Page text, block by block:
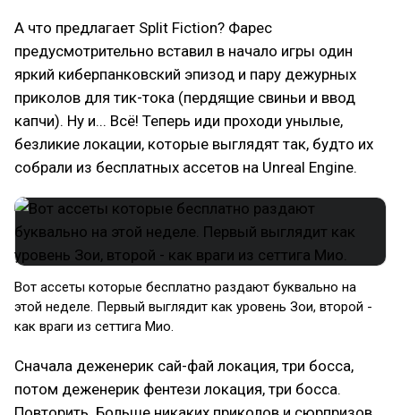
А что предлагает Split Fiction? Фарес
предусмотрительно вставил в начало игры один
яркий киберпанковский эпизод и пару дежурных
приколов для тик-тока (пердящие свиньи и ввод
капчи). Ну и... Всё! Теперь иди проходи унылые,
безликие локации, которые выглядят так, будто их
собрали из бесплатных ассетов на Unreal Engine.
Вот ассеты которые бесплатно раздают буквально на
этой неделе. Первый выглядит как уровень Зои, второй -
как враги из сеттига Мио.
Сначала деженерик сай-фай локация, три босса,
потом деженерик фентези локация, три босса.